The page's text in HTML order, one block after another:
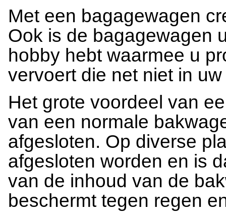
Met een bagagewagen
Ook is de bagagewagen
hobby hebt waarmee u
vervoert die net niet in
Het grote voordeel van
van een normale
afgesloten. Op diverse
afgesloten worden en is
van de inhoud van de
beschermt tegen regen